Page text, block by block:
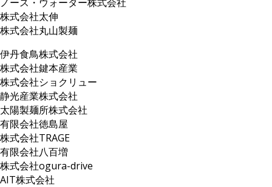
株式会社太伸
株式会社丸山製麺
伊丹食鳥株式会社
株式会社鍵本産業
株式会社ショクリュー
静光産業株式会社
太陽製麺所株式会社
有限会社徳島屋
株式会社TRAGE
有限会社八百増
株式会社ogura-drive
AIT株式会社